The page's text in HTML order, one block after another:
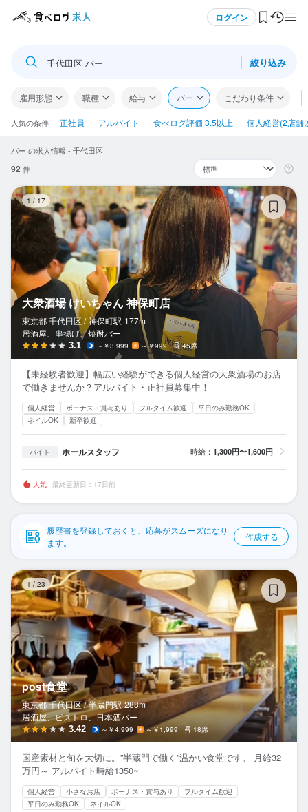
ログイン
ログイン・無料会員登録
食べログ求人TOP
求人検索
閲覧履歴
気になる求人
検索履歴・保存した条件
応募履歴
WEB履歴書
スカウト・メルマガ受信設定
ヘルプ・お問い合わせフォーム
食べログ求人PRESS
プライバシーポリシー
利用規約
企業情報
千代田区 バー 絞り込み
雇用形態 職種 給与 バー こだわり条件
人気の条件 正社員 アルバイト 食べログ評価 3.5以上 個人経営(2店舗
バー の求人情報 - 千代田区
92 件
1 / 17
大衆酒場 けいちゃん 神保町店
東京都 千代田区 / 神保町駅 177m
居酒屋、串揚げ、焼酎バー
3.1 ～￥3,999 ～￥999 45席
【未経験者歓迎】幅広い経験ができる個人経営の大衆酒場のお店
で働きませんか？アルバイト・正社員募集中！
個人経営 ボーナス・賞与あり フルタイム歓迎
平日のみ勤務OK
ネイルOK
新卒歓迎
バイト ホールスタッフ 時給： 1,300円〜1,600円
人気 最終更新日：17日前
履歴書を登録しておくと、応募がスムーズになり
ます。
作成する
1 / 23
post食堂
東京都 千代田区 / 半蔵門駅 288m
居酒屋、ビストロ、日本酒バー
3.42 ～￥4,999 ～￥1,999 18席
国産素材と旬を大切に。”半蔵門で働く”温かい食堂です。 月給32
万円～ アルバイト時給1350~
個人経営 小さなお店 ボーナス・賞与あり
フルタイム歓迎
平日のみ勤務OK
ネイルOK